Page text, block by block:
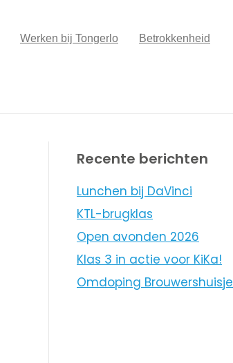
Werken bij Tongerlo Betrokkenheid
Recente berichten
Lunchen bij DaVinci
KTL-brugklas
Open avonden 2026
Klas 3 in actie voor KiKa!
Omdoping Brouwershuisje